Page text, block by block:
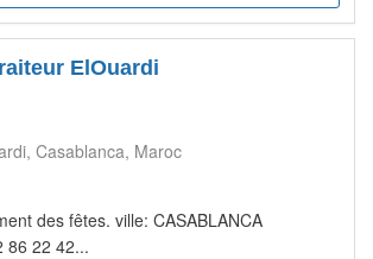
ElOuardi
Casablanca Maroc
des fêtes. ville: CASABLANCA
86 22 42...